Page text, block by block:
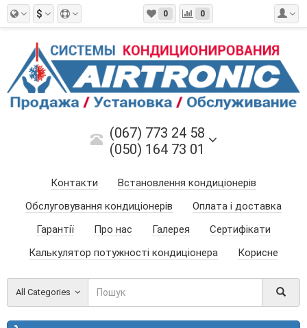
$ 0 0
(067) 773 24 58
(050) 164 73 01
Контакти
Встановлення кондиціонерів
Обслуговування кондиціонерів
Оплата і доставка
Гарантії
Про нас Галерея
Сертифікати
Калькулятор потужності кондиціонера
Корисне
All Categories